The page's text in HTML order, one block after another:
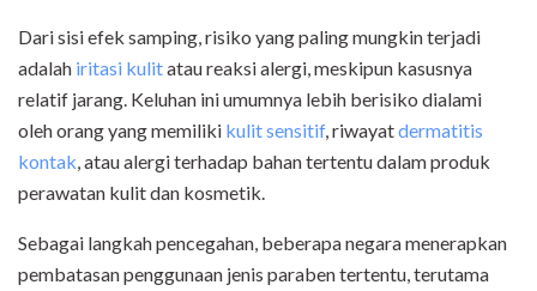
Dari sisi efek samping, risiko yang paling mungkin terjadi
adalah iritasi kulitatau reaksi alergi, meskipun kasusnya
relatif jarang. Keluhan ini umumnya lebih berisiko dialami
oleh orang yang memiliki kulit sensitif, riwayatdermatitis
kontak, atau alergi terhadap bahan tertentu dalam produk
perawatan kulit dan kosmetik.
Sebagai langkah pencegahan, beberapa negara menerapkan
pembatasan penggunaan jenis paraben tertentu, terutama